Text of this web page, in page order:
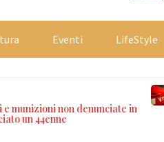
Eventi LifeStyle
e munizioni non denunciate in
un 44enne